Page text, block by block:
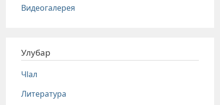
Видеогалерея
Улубар
Чlал
Литература